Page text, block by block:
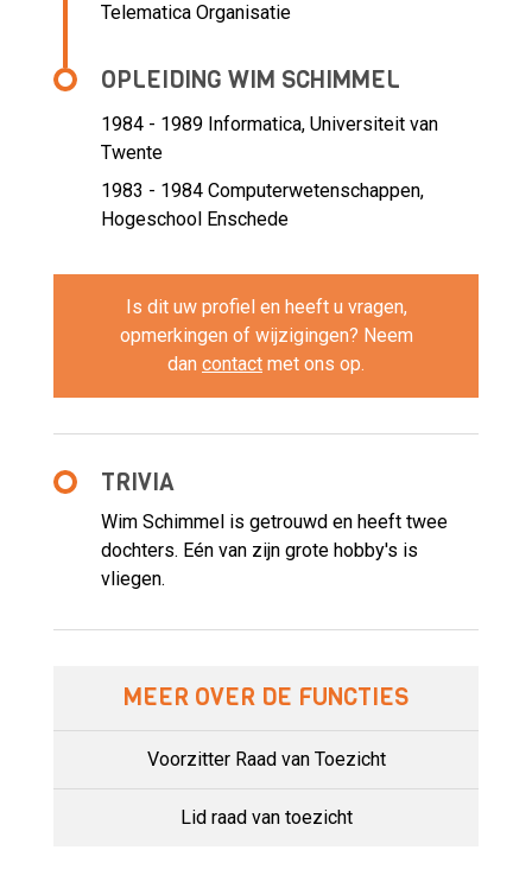
Telematica Organisatie
OPLEIDING WIM SCHIMMEL
1984 - 1989 Informatica, Universiteit van
Twente
1983 - 1984 Computerwetenschappen,
Hogeschool Enschede
Is dit uw profiel en heeft u vragen,
opmerkingen of wijzigingen? Neem
dan contact met ons op.
TRIVIA
Wim Schimmel is getrouwd en heeft twee
dochters. Eén van zijn grote hobby's is
vliegen.
MEER OVER DE FUNCTIES
Voorzitter Raad van Toezicht
Lid raad van toezicht